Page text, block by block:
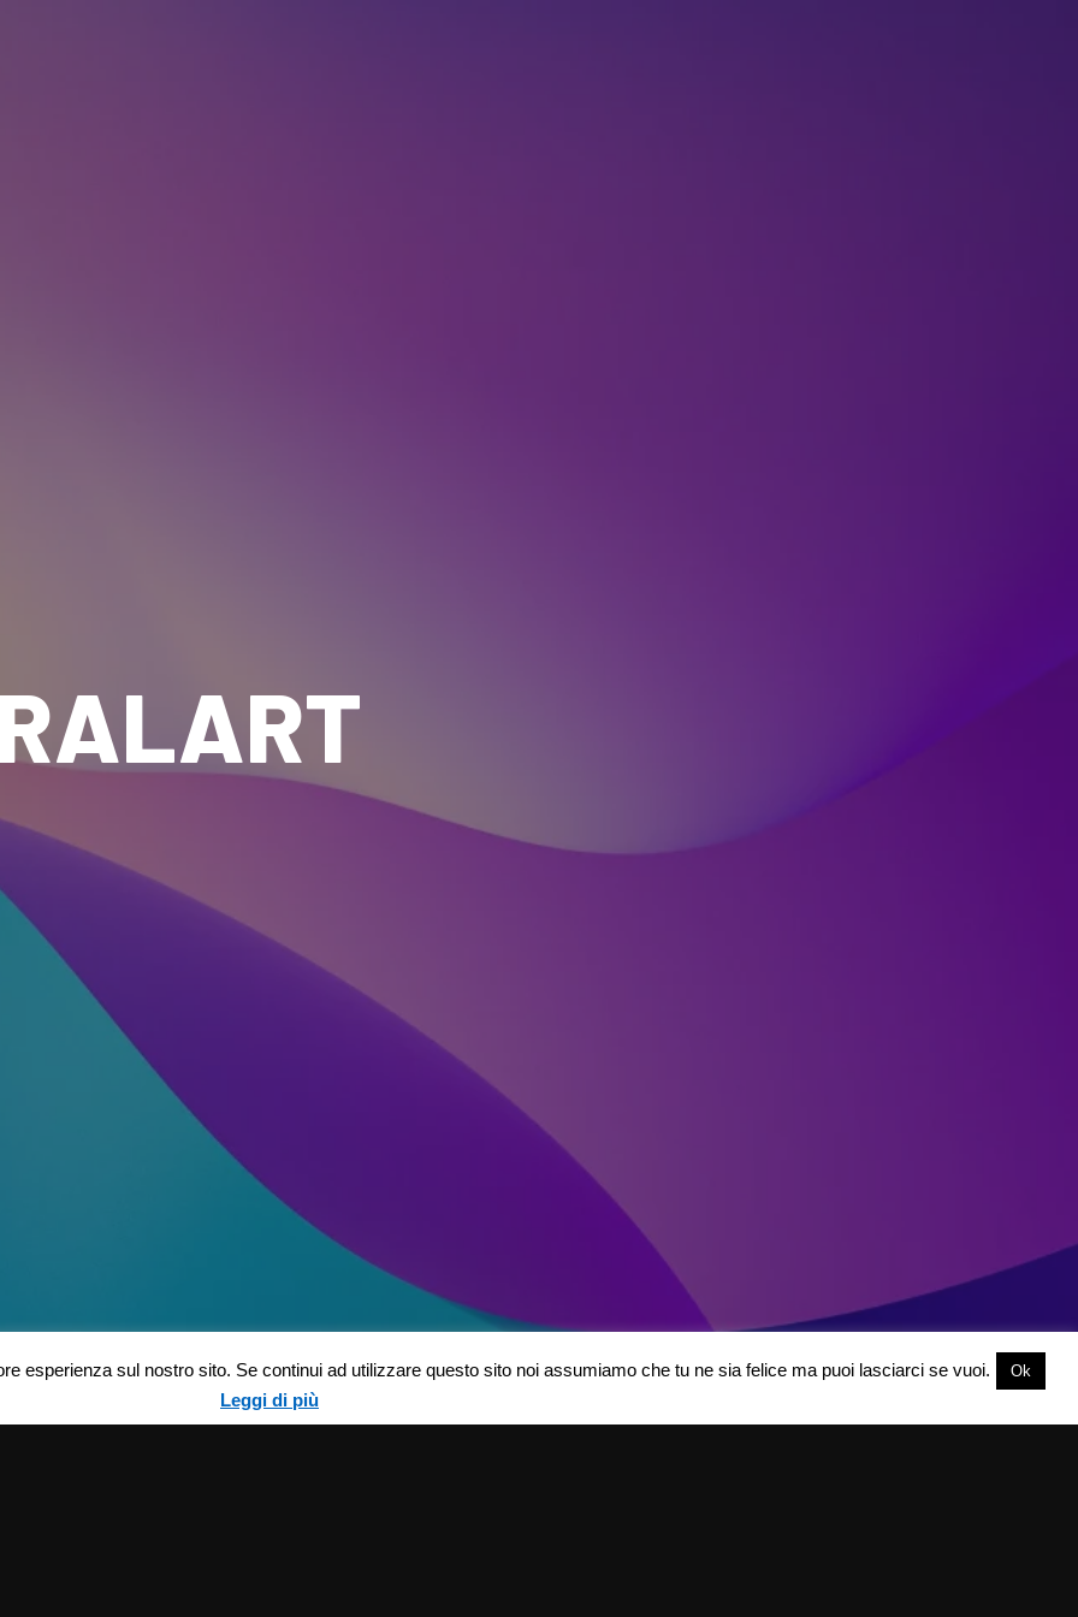
esperienza sul nostro sito. Se continui ad utilizzare questo sito noi assumiamo che tu ne sia felice ma puoi lasciarci se vuoi. Ok
Leggi di più